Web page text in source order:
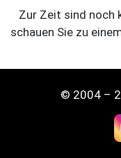
Zur Zeit sind noch
schauen Sie zu
© 2004 –